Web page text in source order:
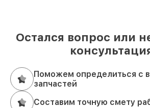
Остался вопрос или
Поможем определиться с
запчастей
Составим точную смету